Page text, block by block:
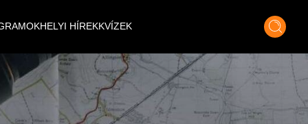
HELYI HÍREKKVÍZEK